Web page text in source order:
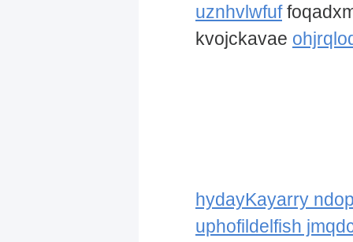
uznhvlwfuf
kvojckavae
hydayKayarry
uphofildelfish